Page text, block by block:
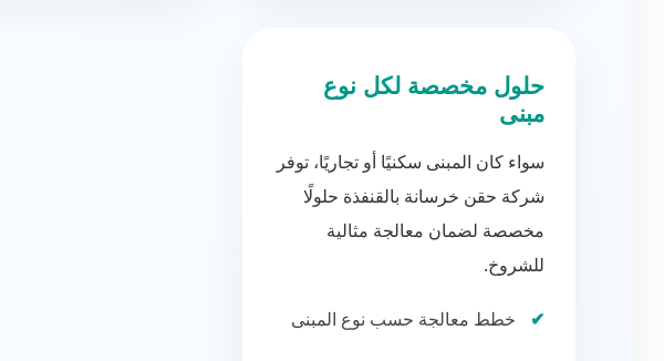
حلول مخصصة لكل نوع
مبنى
سواء كان المبنى سكنيًا أو تجاريًا، توفر
شركة حقن خرسانة بالقنفذة حلولًا
مخصصة لضمان معالجة مثالية
للشروخ.
خطط معالجة حسب نوع المبنى